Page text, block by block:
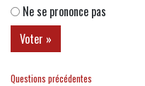
Ne se prononce pas
Questions précédentes